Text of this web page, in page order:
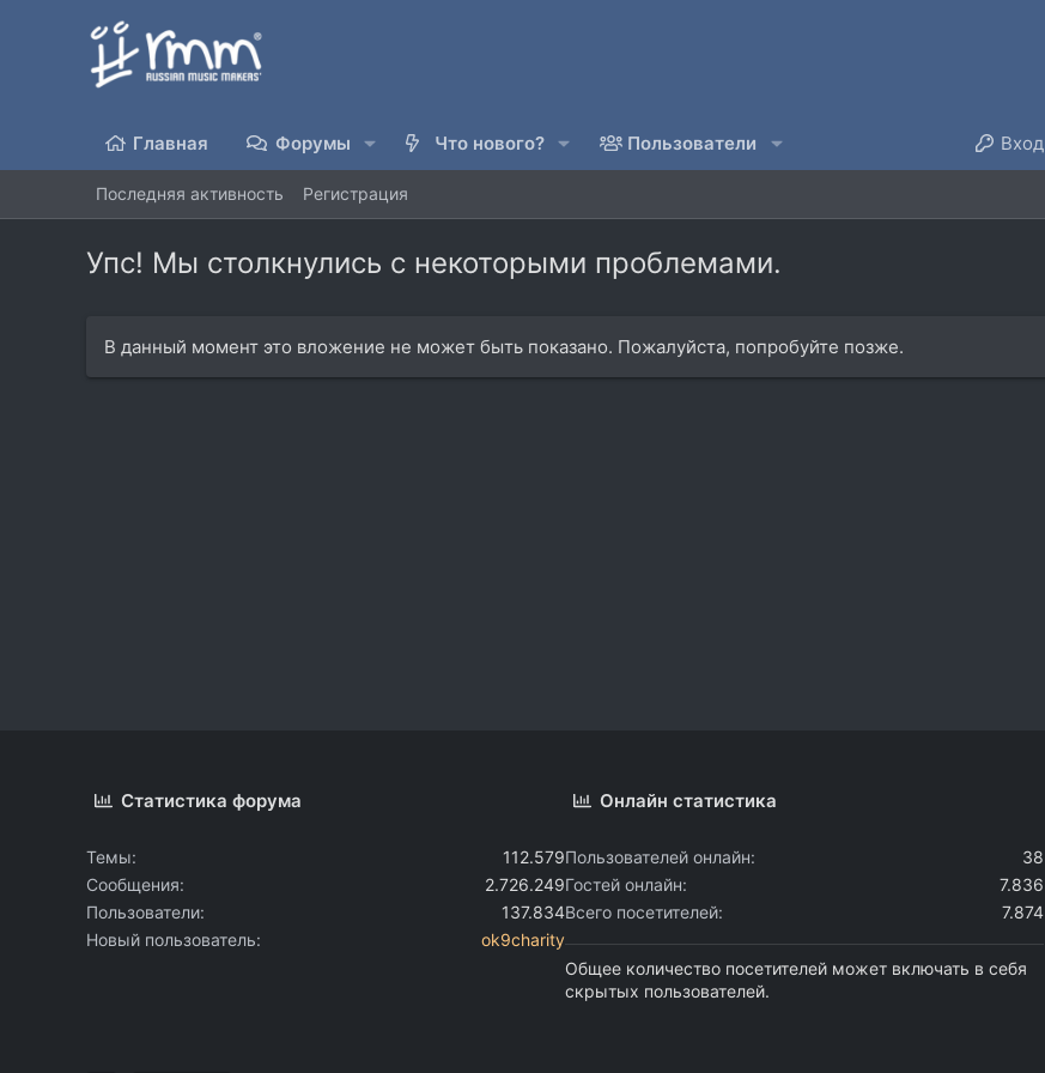
Главная Форумы Что нового? Пользователи Вход
Последняя активность Регистрация
Упс! Мы столкнулись с некоторыми проблемами.
В данный момент это вложение не может быть показано. Пожалуйста, попробуйте позже.
Статистика форума
Темы
112.579
Сообщения
2.726.249
Пользователи
137.834
Новый пользователь
ok9charity
Онлайн статистика
Пользователей онлайн
38
Гостей онлайн
7.836
Всего посетителей
7.874
Общее количество посетителей может включать в себя
скрытых пользователей.